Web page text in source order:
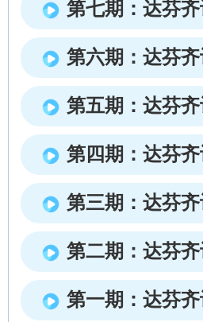
第七期：达芬
第六期：达芬
第五期：达芬
第四期：达芬
第三期：达芬
第二期：达芬
第一期：达芬